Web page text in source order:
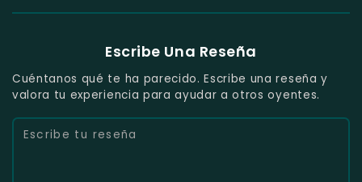
Escribe Una Reseña
Cuéntanos qué te ha parecido. Escribe una reseña y
valora tu experiencia para ayudar a otros oyentes.